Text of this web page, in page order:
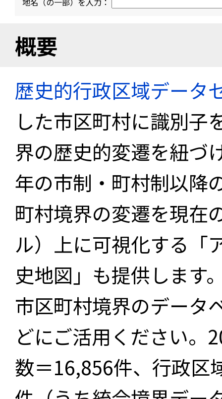
概要
歴史的行政区域データ
した市区町村に識別子
界の歴史的変遷を紐づ
年の市制・町村制以降
町村境界の変遷を現在
ル）上に可視化する「
史地図」も提供します
市区町村境界のデータ
どにご活用ください。
数＝16,856件、行政区